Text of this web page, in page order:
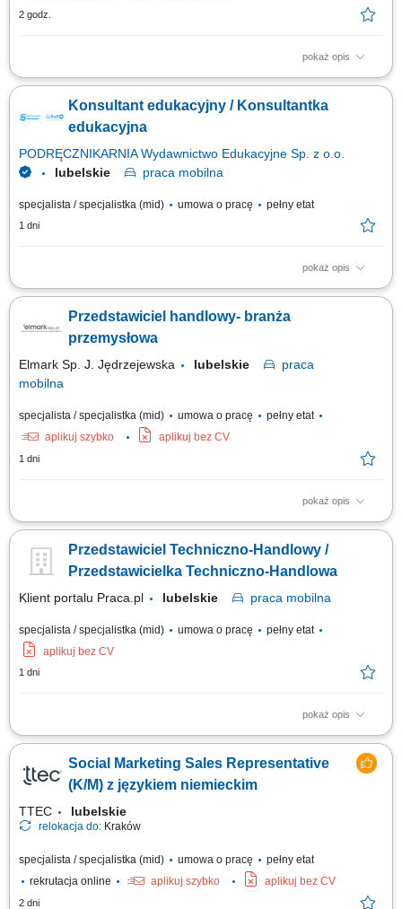
2 godz.
pokaż opis
aktywna sprzedaż B2B oraz rozwój współpracy z obecnymi klientami,
obsługa pełnego procesu sprzedażowego i nadzór nad realizacją
zamówień, dbanie o wysoką jakość obsługi klientów przed i po sprzedaży,
Konsultant edukacyjny / Konsultantka
edukacyjna
PODRĘCZNIKARNIA Wydawnictwo Edukacyjne Sp. z o.o.
lubelskie
praca mobilna
specjalista / specjalistka (mid) umowa o pracę pełny etat
1 dni
pokaż opis
Opis stanowiska: Pozyskiwanie nowych partnerów biznesowych oraz
wychowawczego; Przeprowadzanie bezpośrednich spotkań handlowych i
prezentacja asortymentu wyposażenia, sprzętu multimedialnego oraz
Przedstawiciel handlowy- branża
przemysłowa
Elmark Sp. J. Jędrzejewska lubelskie
praca
mobilna
specjalista / specjalistka (mid) umowa o pracę
pełny etat
aplikuj szybko
aplikuj bez CV
1 dni
pokaż opis
Twój zakres obowiązków: Reprezentowanie firmy w kontaktach
Współpraca z dużymi i średnimi firmami produkcyjnymi oraz
producentami maszyn. Pozyskiwanie nowych klientów oraz kontakt z
Przedstawiciel Techniczno-Handlowy /
Przedstawicielka Techniczno-Handlowa
Klient portalu Praca.pl lubelskie praca mobilna
specjalista / specjalistka (mid) umowa o pracę
pełny etat
aplikuj bez CV
1 dni
pokaż opis
Rozwijanie współpracy z firmami produkcyjnymi oraz producentami
klientów. Pozyskiwanie nowych klientów oraz rozwijanie relacji z
obecnymi partnerami biznesowymi. Przygotowywanie ofert, prowadzenie
Social Marketing Sales Representative
(K/M) z językiem niemieckim
TTEC lubelskie
relokacja do: Kraków
specjalista / specjalistka (mid) umowa o pracę
pełny etat
rekrutacja online
aplikuj szybko aplikuj bez CV
2 dni